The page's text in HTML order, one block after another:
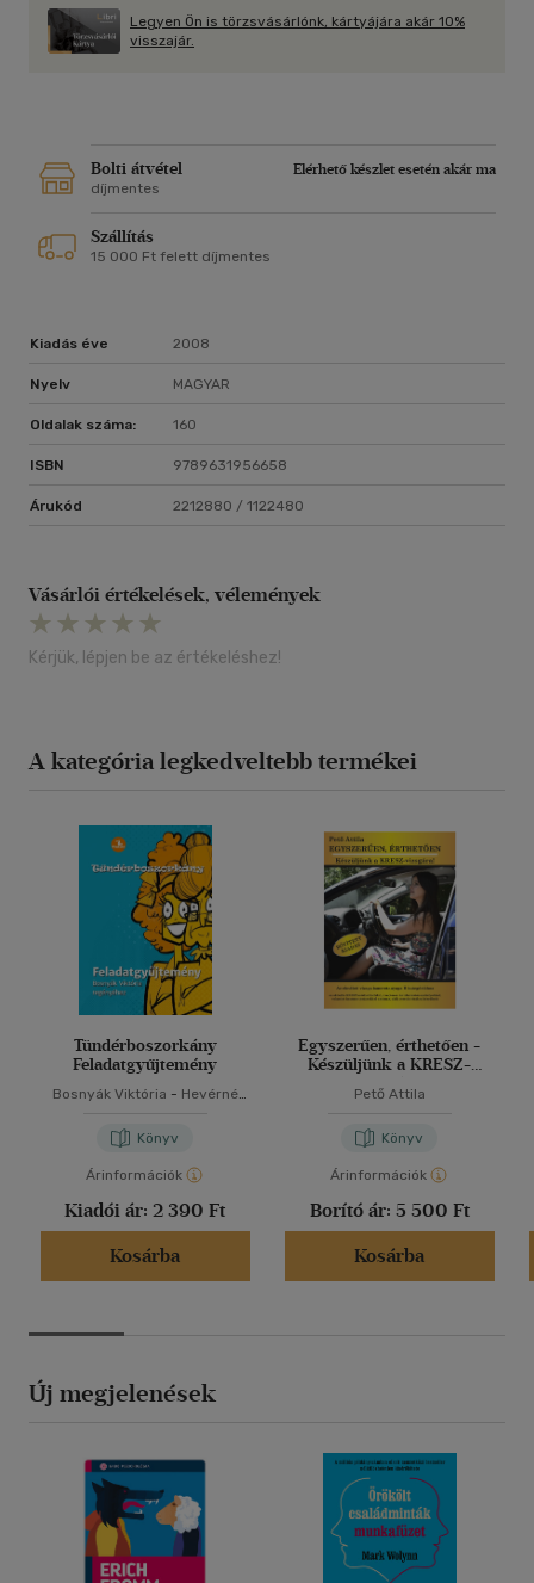
Legyen Ön is törzsvásárlónk, kártyájára akár 10%
visszajár.
Bolti átvétel
Elérhető készlet esetén akár ma
díjmentes
Szállítás
15 000 Ft felett díjmentes
Kiadás éve 2008
Nyelv MAGYAR
Oldalak száma: 160
ISBN 9789631956658
Árukód 2212880 / 1122480
Vásárlói értékelések, vélemények
Kérjük, lépjen be az értékeléshez!
A kategória legkedveltebb termékei
Tündérboszorkány
Feladatgyűjtemény
Bosnyák Viktória - Hevérné
Könyv
Árinformációk
Kiadói ár: 2 390 Ft
Kosárba
Egyszerűen, érthetően -
Készüljünk a KRESZ-
vizsgára!
Pető Attila
Könyv
Árinformációk
Borító ár: 5 500 Ft
Kosárba
Új megjelenések